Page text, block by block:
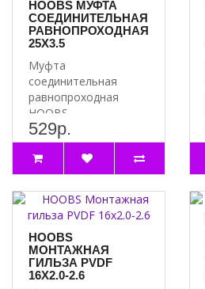
HOOBS МУФТА
СОЕДИНИТЕЛЬНАЯ
РАВНОПРОХОДНАЯ
25Х3.5
Муфта
соединительная
равнопроходная
HOOBS
25х3.5 является
универсальной и
подходит для
соединен..
529р.
HOOBS
МОНТАЖНАЯ
ГИЛЬЗА PVDF
16X2.0-2.6